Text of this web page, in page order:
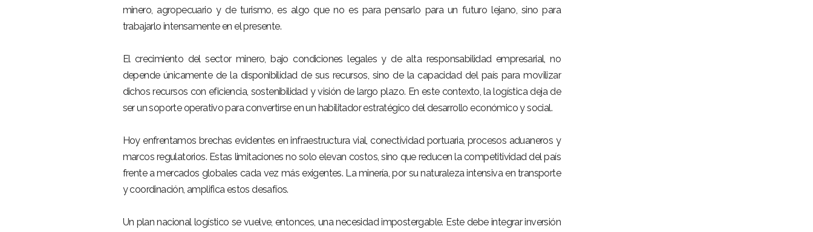
minero, agropecuario y de turismo, es algo que no es para pensarlo para un futuro lejano, sino para
trabajarlo intensamente en el presente.
El crecimiento del sector minero, bajo condiciones legales y de alta responsabilidad empresarial, no
depende únicamente de la disponibilidad de sus recursos, sino de la capacidad del país para movilizar
dichos recursos con eficiencia, sostenibilidad y visión de largo plazo. En este contexto, la logística deja de
ser un soporte operativo para convertirse en un habilitador estratégico del desarrollo económico y social.
Hoy enfrentamos brechas evidentes en infraestructura vial, conectividad portuaria, procesos aduaneros y
marcos regulatorios. Estas limitaciones no solo elevan costos, sino que reducen la competitividad del país
frente a mercados globales cada vez más exigentes. La minería, por su naturaleza intensiva en transporte
y coordinación, amplifica estos desafíos.
Un plan nacional logístico se vuelve, entonces, una necesidad impostergable. Este debe integrar inversión